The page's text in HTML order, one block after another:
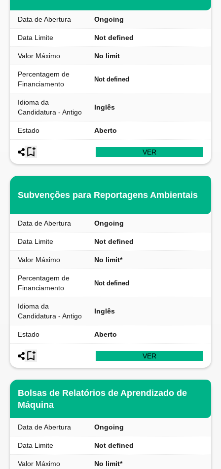
Data de Abertura Ongoing
Data Limite Not defined
Valor Máximo No limit
Percentagem de
Financiamento
Not defined
Idioma da
Candidatura - Antigo
Inglês
Estado Aberto
VER
Subvenções para Reportagens Ambientais
Data de Abertura Ongoing
Data Limite Not defined
Valor Máximo No limit*
Percentagem de
Financiamento
Not defined
Idioma da
Candidatura - Antigo
Inglês
Estado Aberto
VER
Bolsas de Relatórios de Aprendizado de
Máquina
Data de Abertura Ongoing
Data Limite Not defined
Valor Máximo No limit*